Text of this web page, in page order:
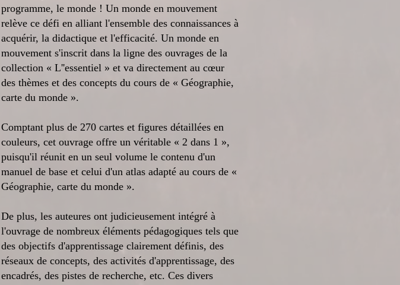
programme, le monde ! Un monde en mouvement
relève ce défi en alliant l'ensemble des connaissances à
acquérir, la didactique et l'efficacité. Un monde en
mouvement s'inscrit dans la ligne des ouvrages de la
collection « L''essentiel » et va directement au cœur
des thèmes et des concepts du cours de « Géographie,
carte du monde ».​
Comptant plus de 270 cartes et figures détaillées en
couleurs, cet ouvrage offre un véritable « 2 dans 1 »,
puisqu'il réunit en un seul volume le contenu d'un
manuel de base et celui d'un atlas adapté au cours de «
Géographie, carte du monde ».
De plus, les auteures ont judicieusement intégré à
l'ouvrage de nombreux éléments pédagogiques tels que
des objectifs d'apprentissage clairement définis, des
réseaux de concepts, des activités d'apprentissage, des
encadrés, des pistes de recherche, etc. Ces divers